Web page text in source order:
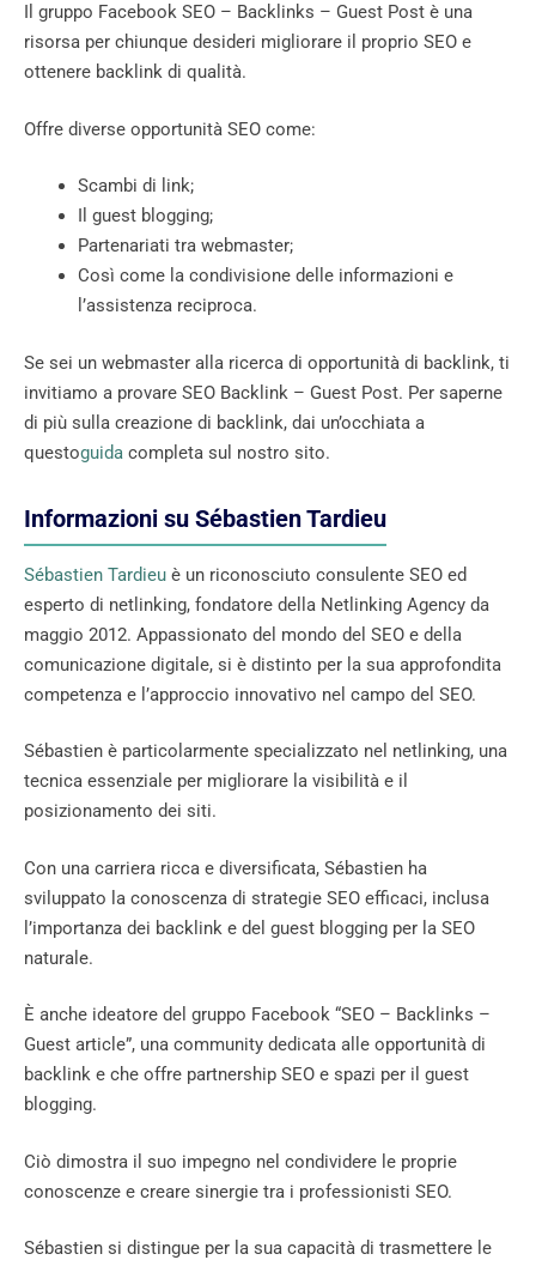
Il gruppo Facebook SEO – Backlinks – Guest Post è una
risorsa per chiunque desideri migliorare il proprio SEO e
ottenere backlink di qualità.
Offre diverse opportunità SEO come:
Scambi di link;
Il guest blogging;
Partenariati tra webmaster;
Così come la condivisione delle informazioni e
l’assistenza reciproca.
Se sei un webmaster alla ricerca di opportunità di backlink, ti
​​invitiamo a provare SEO Backlink – Guest Post. Per saperne
di più sulla creazione di backlink, dai un’occhiata a
questoguida completa sul nostro sito.
Informazioni su Sébastien Tardieu
Sébastien Tardieu è un riconosciuto consulente SEO ed
esperto di netlinking, fondatore della Netlinking Agency da
maggio 2012. Appassionato del mondo del SEO e della
comunicazione digitale, si è distinto per la sua approfondita
competenza e l’approccio innovativo nel campo del SEO.
Sébastien è particolarmente specializzato nel netlinking, una
tecnica essenziale per migliorare la visibilità e il
posizionamento dei siti.
Con una carriera ricca e diversificata, Sébastien ha
sviluppato la conoscenza di strategie SEO efficaci, inclusa
l’importanza dei backlink e del guest blogging per la SEO
naturale.
È anche ideatore del gruppo Facebook “SEO – Backlinks –
Guest article”, una community dedicata alle opportunità di
backlink e che offre partnership SEO e spazi per il guest
blogging.
Ciò dimostra il suo impegno nel condividere le proprie
conoscenze e creare sinergie tra i professionisti SEO.
Sébastien si distingue per la sua capacità di trasmettere le